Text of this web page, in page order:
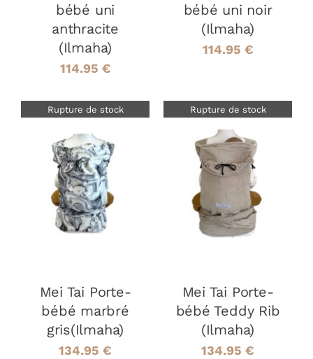
bébé uni
anthracite
(Ilmaha)
114.95 €
bébé uni noir
(Ilmaha)
114.95 €
Rupture de stock
DÉTAILS
Mei Tai Porte-
bébé marbré
gris(Ilmaha)
134.95 €
Rupture de stock
Mei Tai Porte-
bébé Teddy Rib
(Ilmaha)
134.95 €